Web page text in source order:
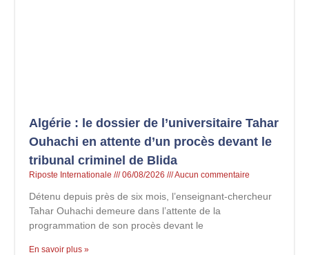
Algérie : le dossier de l’universitaire Tahar
Ouhachi en attente d’un procès devant le
tribunal criminel de Blida
Riposte Internationale 06/08/2026 Aucun commentaire
Détenu depuis près de six mois, l’enseignant-chercheur
Tahar Ouhachi demeure dans l’attente de la
programmation de son procès devant le
En savoir plus »